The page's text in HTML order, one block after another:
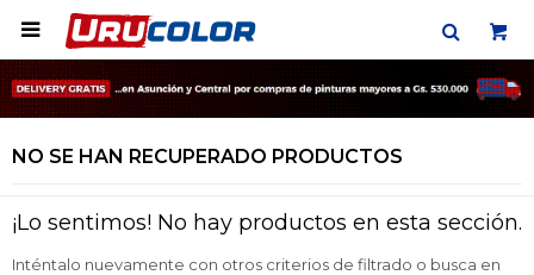

NO SE HAN RECUPERADO PRODUCTOS
¡Lo sentimos! No hay productos en esta sección.
Inténtalo nuevamente con otros criterios de filtrado o busca en